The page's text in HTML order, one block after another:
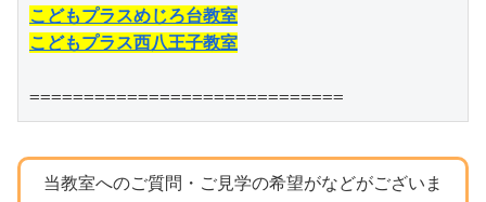
こどもプラスめじろ台教室
こどもプラス西八王子教室
=============================
当教室へのご質問・ご見学の希望がなどがございま